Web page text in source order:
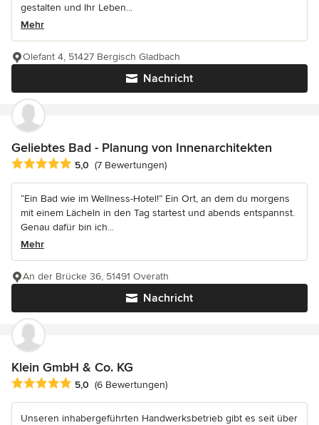
gestalten und Ihr Leben...
Mehr
Nachricht
Olefant 4, 51427 Bergisch Gladbach
Geliebtes Bad - Planung von Innenarchitekten
Durchschnittliche Bewertung: 5 von 5 Sternen
5,0 (7 Bewertungen)
“Ein Bad wie im Wellness-Hotel!” Ein Ort, an dem du morgens
mit einem Lächeln in den Tag startest und abends entspannst.
Genau dafür bin ich...
Mehr
Nachricht
An der Brücke 36, 51491 Overath
Klein GmbH & Co. KG
Durchschnittliche Bewertung: 5 von 5 Sternen
5,0 (6 Bewertungen)
Unseren inhabergeführten Handwerksbetrieb gibt es seit über